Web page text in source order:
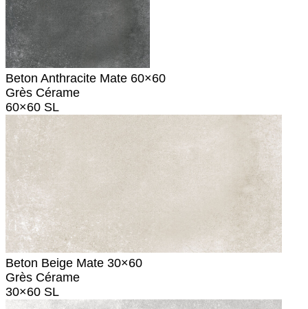
Beton Anthracite Mate 60×60
Grès Cérame
60×60 SL
Beton Beige Mate 30×60
Grès Cérame
30×60 SL